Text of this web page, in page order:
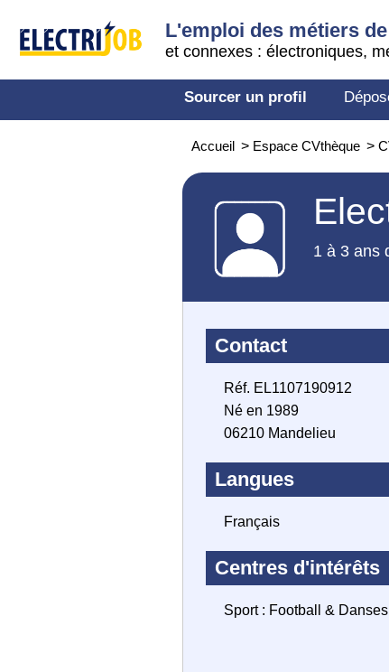
L'emploi des métiers
et connexes : électroniques,
Sourcer un profil
Accueil > Espace CVthèque >
1 à 3 ans
Contact
Réf. EL1107190912
Né en 1989
06210 Mandelieu
Langues
Français
Centres d'intérêts
Sport : Football & Danses